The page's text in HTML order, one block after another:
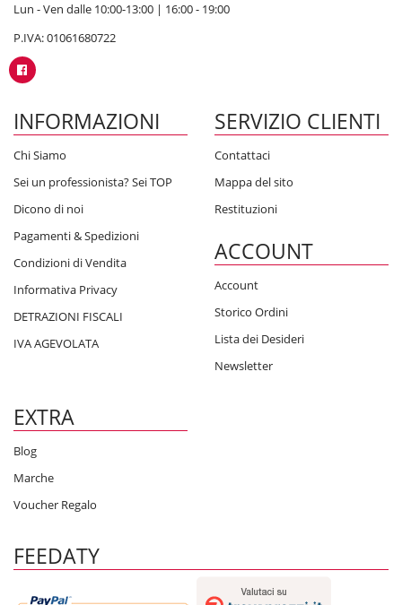
Lun - Ven dalle 10:00-13:00 | 16:00 - 19:00
P.IVA: 01061680722
INFORMAZIONI
Chi Siamo
Sei un professionista? Sei TOP
Dicono di noi
Pagamenti & Spedizioni
Condizioni di Vendita
Informativa Privacy
DETRAZIONI FISCALI
IVA AGEVOLATA
SERVIZIO CLIENTI
Contattaci
Mappa del sito
Restituzioni
ACCOUNT
Account
Storico Ordini
Lista dei Desideri
Newsletter
EXTRA
Blog
Marche
Voucher Regalo
FEEDATY